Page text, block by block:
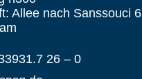
Allee nach Sanssouci 6
26 – 0